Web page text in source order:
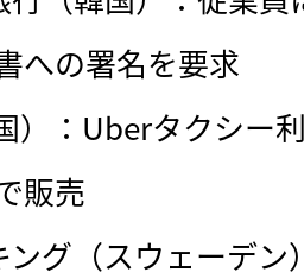
への署名を要求
）：Uberタクシー
販売
ング（スウェーデ